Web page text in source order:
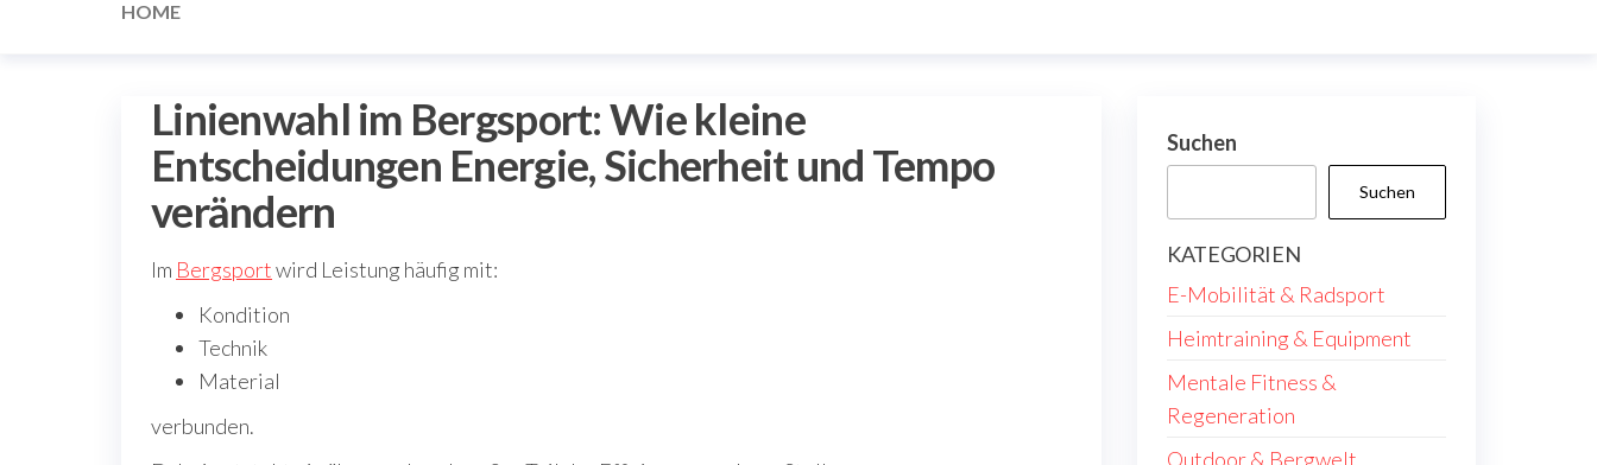
HOME
Linienwahl im Bergsport: Wie kleine
Entscheidungen Energie, Sicherheit und Tempo
verändern
Im Bergsportwird Leistung häufig mit:
Kondition
Technik
Material
verbunden.
Suchen
Suchen
KATEGORIEN
E-Mobilität & Radsport
Heimtraining & Equipment
Mentale Fitness &
Regeneration
Outdoor & Bergwelt